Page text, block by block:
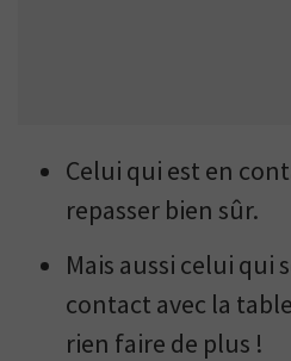
Celui qui est en
repasser bien sûr.
Mais aussi celui qui
contact avec la
rien faire de plus !